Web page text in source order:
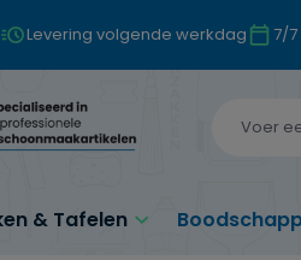
Levering volgende werkdag 7/
& Tafelen